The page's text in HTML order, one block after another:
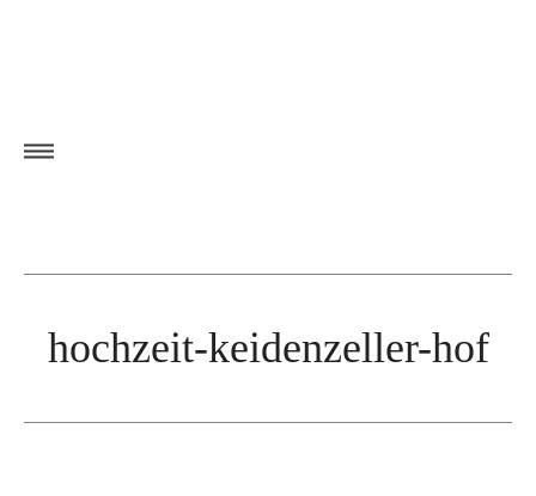
hochzeit-keidenzeller-hof